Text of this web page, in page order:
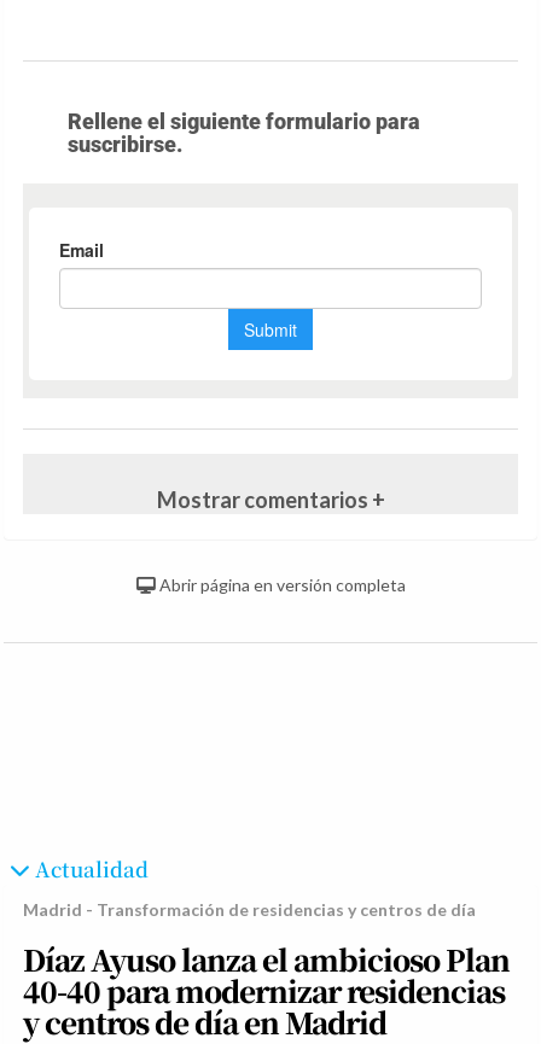
Rellene el siguiente formulario para
suscribirse.
Mostrar comentarios +
Abrir página en versión completa
Actualidad
Madrid - Transformación de residencias y centros de día
Díaz Ayuso lanza el ambicioso Plan
40-40 para modernizar residencias
y centros de día en Madrid